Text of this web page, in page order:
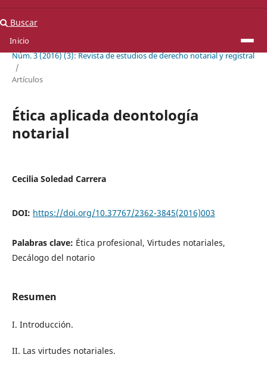
Inicio
Buscar
Inicio
Núm. 3 (2016) (3): Revista de estudios de derecho notarial y registral
/
Artículos
Ética aplicada deontología
notarial
Cecilia Soledad Carrera
DOI: https://doi.org/10.37767/2362-3845(2016)003
Palabras clave: Ética profesional, Virtudes notariales,
Decálogo del notario
Resumen
I. Introducción.
II. Las virtudes notariales.